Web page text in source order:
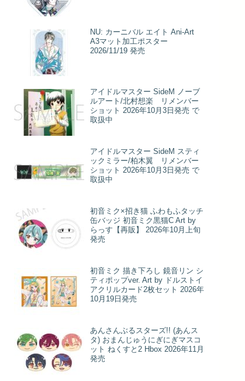
NU: カーニバル エイト Ani-Art
A3マット加工ポスター
2026/11/19 発売
アイドルマスター SideM ノーブ
ルアート/北村想楽 リメンバー
ショット 2026年10月3日発売 で
取扱中
アイドルマスター SideM スティ
ックミラー/柏木翼 リメンバー
ショット 2026年10月3日発売 で
取扱中
初音ミク×招き猫 ふわもふタッチ
缶バッジ 初音ミク黒猫C Art by
らっす【再販】 2026年10月上旬
発売
初音ミク 描き下ろし 鏡音リン シ
ティポップver. Art by ドルストイ
アクリルカード2枚セット 2026年
10月19日発売
あんさんぶるスターズ!! (あんス
タ) おまんじゅうにぎにぎマスコ
ット ねくすと2 Hbox 2026年11月
発売